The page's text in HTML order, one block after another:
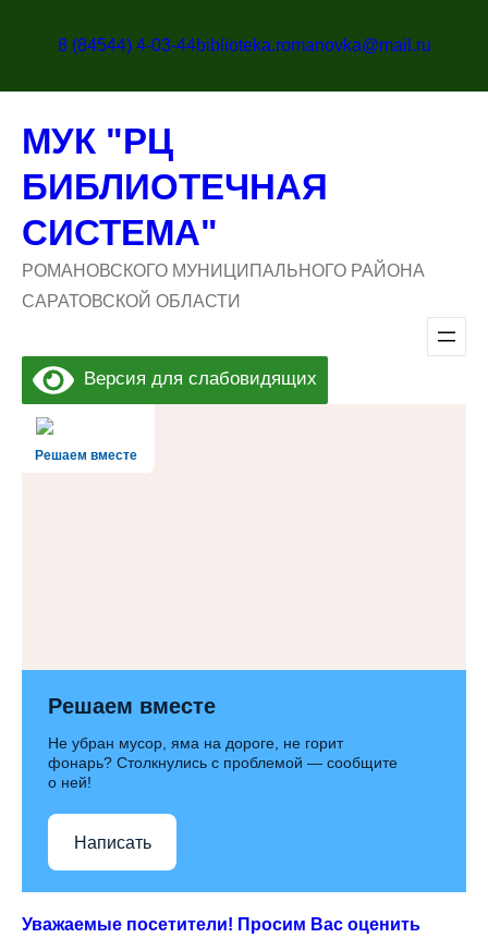
8 (84544) 4-03-44biblioteka.romanovka@mail.ru
МУК "РЦ
БИБЛИОТЕЧНАЯ
СИСТЕМА"
РОМАНОВСКОГО МУНИЦИПАЛЬНОГО РАЙОНА
САРАТОВСКОЙ ОБЛАСТИ
Версия для слабовидящих
Решаем вместе
Решаем вместе
Не убран мусор, яма на дороге, не горит
фонарь? Столкнулись с проблемой — сообщите
о ней!
Написать
Уважаемые посетители! Просим Вас оценить